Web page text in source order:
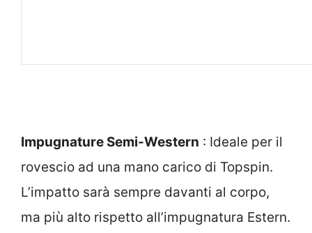
Impugnature Semi-Western : Ideale per il
rovescio ad una mano carico di Topspin.
L’impatto sarà sempre davanti al corpo,
ma più alto rispetto all’impugnatura Estern.